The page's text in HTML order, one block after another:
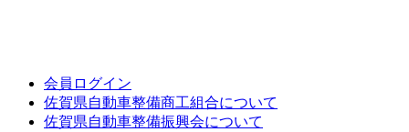
会員ログイン
佐賀県自動車整備商工組合について
佐賀県自動車整備振興会について